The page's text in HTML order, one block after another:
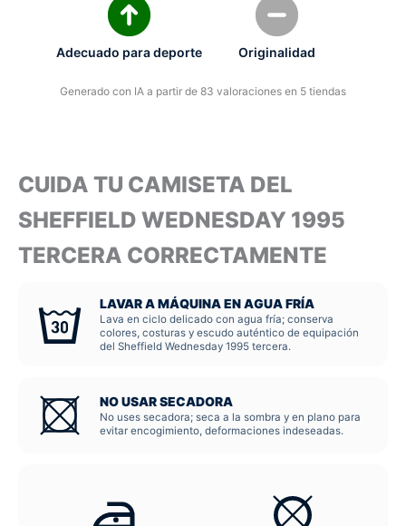
Adecuado para deporte Originalidad
Generado con IA a partir de 83 valoraciones en 5 tiendas
CUIDA TU CAMISETA DEL
SHEFFIELD WEDNESDAY 1995
TERCERA CORRECTAMENTE
LAVAR A MÁQUINA EN AGUA FRÍA
Lava en ciclo delicado con agua fría; conserva
colores, costuras y escudo auténtico de equipación
del Sheffield Wednesday 1995 tercera.
NO USAR SECADORA
No uses secadora; seca a la sombra y en plano para
evitar encogimiento, deformaciones indeseadas.